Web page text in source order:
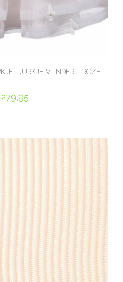
JURKJE VLINDER – ROZE
279,95